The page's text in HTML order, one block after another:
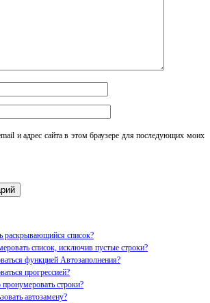
и адрес сайта в этом браузере для последующих моих
раскрывающийся список?
список, исключив пустые строки?
функцией Автозаполнения?
прогрессией?
строки?
автозамену?